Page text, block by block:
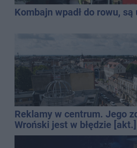
Kombajn wpadł do rowu,
Reklamy w centrum. Jego
Wroński jest w błędzie [akt.]